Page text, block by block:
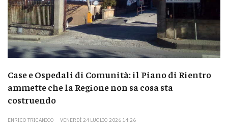
Case e Ospedali di Comunità: il Piano di Rientro
ammette che la Regione non sa cosa sta
costruendo
ENRICO TRICANICO VENERDÌ 24 LUGLIO 2026 14:26